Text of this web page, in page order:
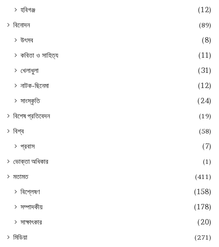
হবিগঞ্জ
(12)
বিনোদন (89)
উৎসব
(8)
কবিতা ও সাহিত্য
(11)
খেলাধুলা
(31)
নাটক-ছিনেমা
(12)
সাংস্কৃতি
(24)
বিশেষ প্রতিবেদন
(19)
বিশ্ব
(58)
প্রবাস (7)
ভোক্তা অধিকার
(1)
মতামত
(411)
বিশ্লেষণ
(158)
সম্পাদকীয়
(178)
সাক্ষাৎকার
(20)
মিডিয়া (271)